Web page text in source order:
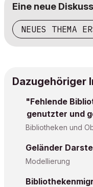
Eine neue
NEUES THEMA
Dazugehöriger
"Fehlende
genutzter und
Bibliotheken und
Geländer
Modellierung